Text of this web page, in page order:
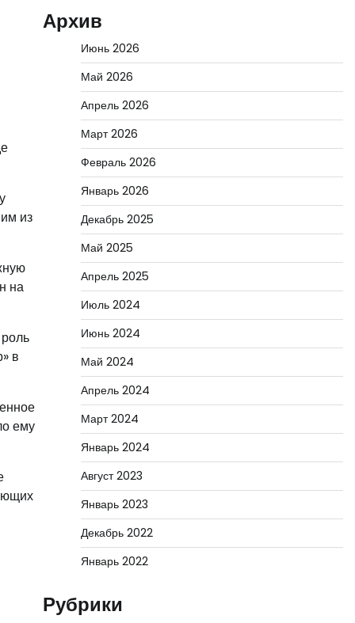
из
на
в
ему
Архив
Июнь 2026
Май 2026
Апрель 2026
Март 2026
Февраль 2026
Январь 2026
Декабрь 2025
Май 2025
Апрель 2025
Июль 2024
Июнь 2024
Май 2024
Апрель 2024
Март 2024
Январь 2024
Август 2023
Январь 2023
Декабрь 2022
Январь 2022
Рубрики